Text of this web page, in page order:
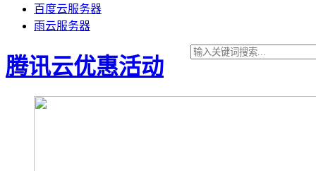
百度云服务器
雨云服务器
腾讯云优惠活动